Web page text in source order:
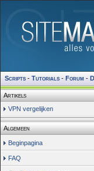
Scripts - Tutorials - Forum -
Artikels
VPN vergelijken
Algemeen
Beginpagina
FAQ